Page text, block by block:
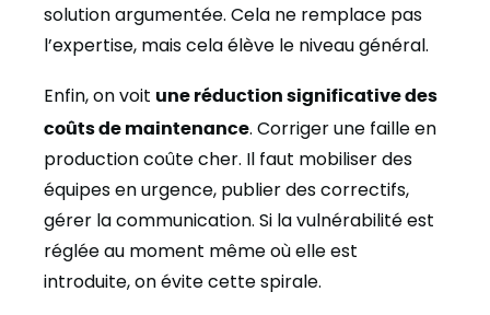
solution argumentée. Cela ne remplace pas
l’expertise, mais cela élève le niveau général.
Enfin, on voit une réduction significative des
coûts de maintenance. Corriger une faille en
production coûte cher. Il faut mobiliser des
équipes en urgence, publier des correctifs,
gérer la communication. Si la vulnérabilité est
réglée au moment même où elle est
introduite, on évite cette spirale.